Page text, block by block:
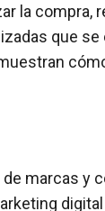
la compra,
que
marcas y